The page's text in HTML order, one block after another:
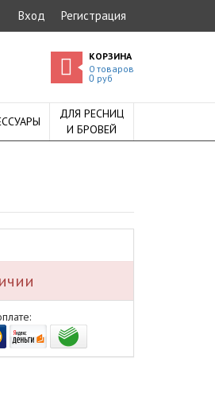
Вход Регистрация
КОРЗИНА
0 товаров
0руб
ДЛЯ РЕСНИЦ
И БРОВЕЙ